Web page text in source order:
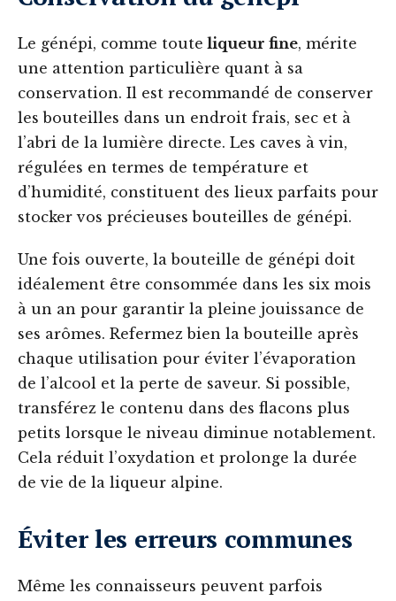
Le génépi, comme toute liqueur fine, mérite
une attention particulière quant à sa
conservation. Il est recommandé de conserver
les bouteilles dans un endroit frais, sec et à
l’abri de la lumière directe. Les caves à vin,
régulées en termes de température et
d’humidité, constituent des lieux parfaits pour
stocker vos précieuses bouteilles de génépi.
Une fois ouverte, la bouteille de génépi doit
idéalement être consommée dans les six mois
à un an pour garantir la pleine jouissance de
ses arômes. Refermez bien la bouteille après
chaque utilisation pour éviter l’évaporation
de l’alcool et la perte de saveur. Si possible,
transférez le contenu dans des flacons plus
petits lorsque le niveau diminue notablement.
Cela réduit l’oxydation et prolonge la durée
de vie de la liqueur alpine.
Éviter les erreurs communes
Même les connaisseurs peuvent parfois